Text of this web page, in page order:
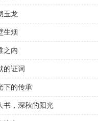
玉龙
生烟
之内
的证词
下的传承
书，深秋的阳光